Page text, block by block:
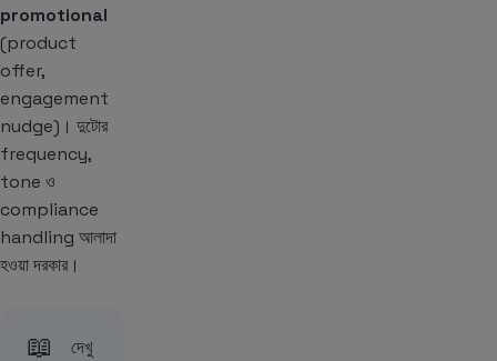
promotional
(product
offer,
engagement
nudge)। দুটোর
frequency,
tone ও
compliance
handling আলাদা
হওয়া দরকার।
📖
দেখু